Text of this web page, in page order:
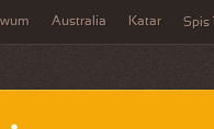
Australia Katar Spis